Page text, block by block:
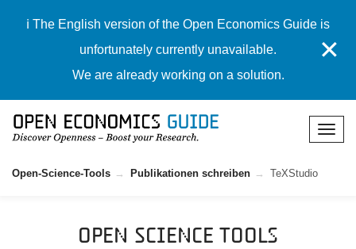
ℹ️ The English version of the Open Economics Guide is
unfortunately currently unavailable.
We are already working on a solution.
✕
Open-Science-Tools Publikationen schreiben TeXStudio
Open Science Tools